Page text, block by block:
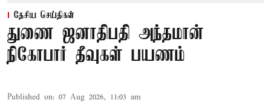
தேசிய செய்திகள்
துணை ஜனாதிபதி அந்தமான்
நிகோபார் தீவுகள் பயணம்
Published on: 07 Aug 2026, 11:03 am